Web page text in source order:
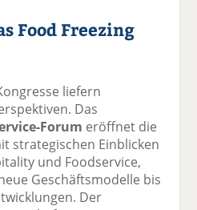
Food Freezing
liefern
Das
Forum eröffnet die
strategischen Einblicken
und Foodservice,
Geschäftsmodelle bis
Der